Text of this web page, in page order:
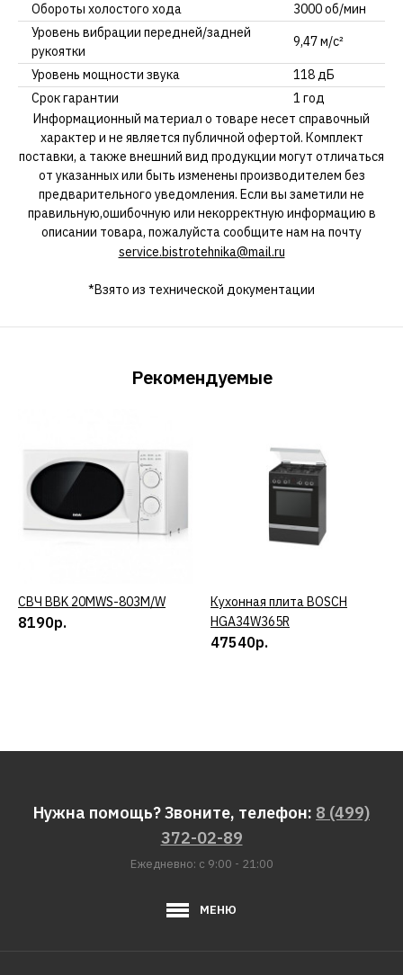
Обороты холостого хода
3000 об/мин
Уровень вибрации передней/задней
рукоятки
9,47 м/с²
Уровень мощности звука
118 дБ
Срок гарантии
1 год
Информационный материал о товаре несет справочный
характер и не является публичной офертой. Комплект
поставки, а также внешний вид продукции могут отличаться
от указанных или быть изменены производителем без
предварительного уведомления. Если вы заметили не
правильную,ошибочную или некорректную информацию в
описании товара, пожалуйста сообщите нам на почту
service.bistrotehnika@mail.ru
*Взято из технической документации
Рекомендуемые
КУПИТЬ
СВЧ BBK 20MWS-803M/W
8190р.
КУПИТЬ
Кухонная плита BOSCH
HGA34W365R
47540р.
Нужна помощь? Звоните, телефон: 8 (499)
372-02-89
Ежедневно: с 9:00 - 21:00
МЕНЮ